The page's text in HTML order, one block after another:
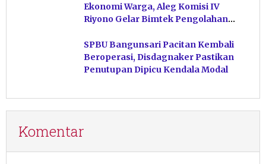
Ekonomi Warga, Aleg Komisi IV
Riyono Gelar Bimtek Pengolahan
SPBU Bangunsari Pacitan Kembali
Beroperasi, Disdagnaker Pastikan
Penutupan Dipicu Kendala Modal
Komentar